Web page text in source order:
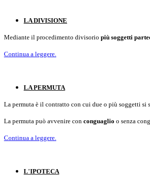
LA DIVISIONE
Mediante il procedimento divisorio più soggetti
Continua a leggere.
LA PERMUTA
La permuta è il contratto con cui due o più soggetti si
La permuta può avvenire con conguaglio o senza
Continua a leggere.
L'IPOTECA